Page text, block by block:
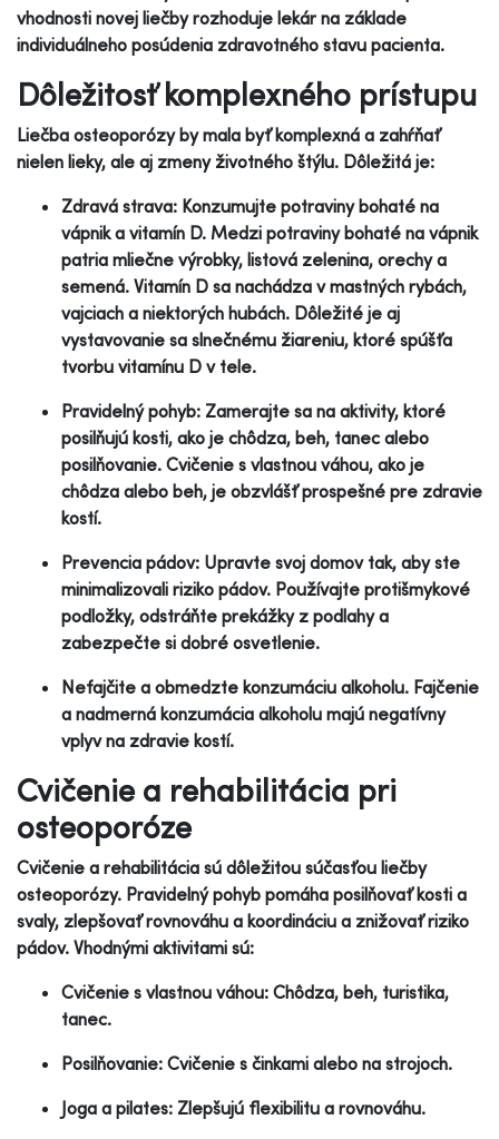
vhodnosti novej liečby rozhoduje lekár na základe
individuálneho posúdenia zdravotného stavu pacienta.
Dôležitosť komplexného prístupu
Liečba osteoporózy by mala byť komplexná a zahŕňať
nielen lieky, ale aj zmeny životného štýlu. Dôležitá je:
Zdravá strava: Konzumujte potraviny bohaté na
vápnik a vitamín D. Medzi potraviny bohaté na vápnik
patria mliečne výrobky, listová zelenina, orechy a
semená. Vitamín D sa nachádza v mastných rybách,
vajciach a niektorých hubách. Dôležité je aj
vystavovanie sa slnečnému žiareniu, ktoré spúšťa
tvorbu vitamínu D v tele.
Pravidelný pohyb: Zamerajte sa na aktivity, ktoré
posilňujú kosti, ako je chôdza, beh, tanec alebo
posilňovanie. Cvičenie s vlastnou váhou, ako je
chôdza alebo beh, je obzvlášť prospešné pre zdravie
kostí.
Prevencia pádov: Upravte svoj domov tak, aby ste
minimalizovali riziko pádov. Používajte protišmykové
podložky, odstráňte prekážky z podlahy a
zabezpečte si dobré osvetlenie.
Nefajčite a obmedzte konzumáciu alkoholu. Fajčenie
a nadmerná konzumácia alkoholu majú negatívny
vplyv na zdravie kostí.
Cvičenie a rehabilitácia pri
osteoporóze
Cvičenie a rehabilitácia sú dôležitou súčasťou liečby
osteoporózy. Pravidelný pohyb pomáha posilňovať kosti a
svaly, zlepšovať rovnováhu a koordináciu a znižovať riziko
pádov. Vhodnými aktivitami sú:
Cvičenie s vlastnou váhou: Chôdza, beh, turistika,
tanec.
Posilňovanie: Cvičenie s činkami alebo na strojoch.
Joga a pilates: Zlepšujú flexibilitu a rovnováhu.